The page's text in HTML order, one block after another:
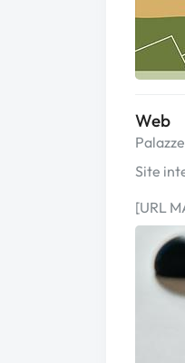
Web
Site
[URL